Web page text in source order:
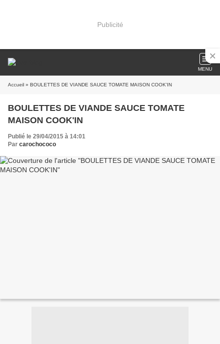
Publicité
MENU
Accueil » BOULETTES DE VIANDE SAUCE TOMATE MAISON COOK'IN
BOULETTES DE VIANDE SAUCE TOMATE
MAISON COOK'IN
Publié le 29/04/2015 à 14:01
Par carochococo